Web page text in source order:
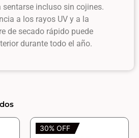
sentarse incluso sin cojines.
a los rayos UV y a la
de secado rápido puede
durante todo el año.
30% OFF